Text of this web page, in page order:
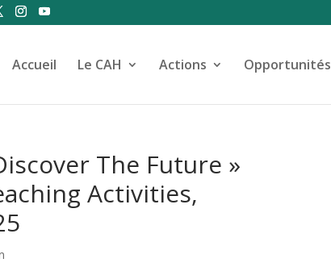
Accueil Le CAH Actions Opportunités
The Future »
Activities,